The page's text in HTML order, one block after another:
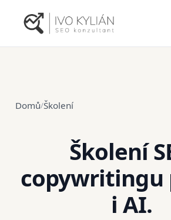
Domů/Školení
Školení
copywritingu
i AI.